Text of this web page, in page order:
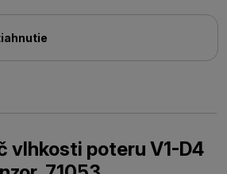
vlhkosti poteru V1-D4